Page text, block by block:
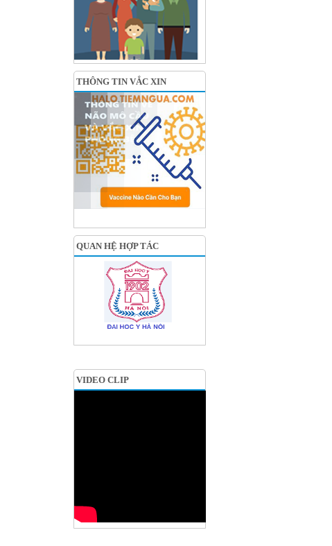
THÔNG TIN VẮC XIN
QUAN HỆ HỢP TÁC
VIDEO CLIP